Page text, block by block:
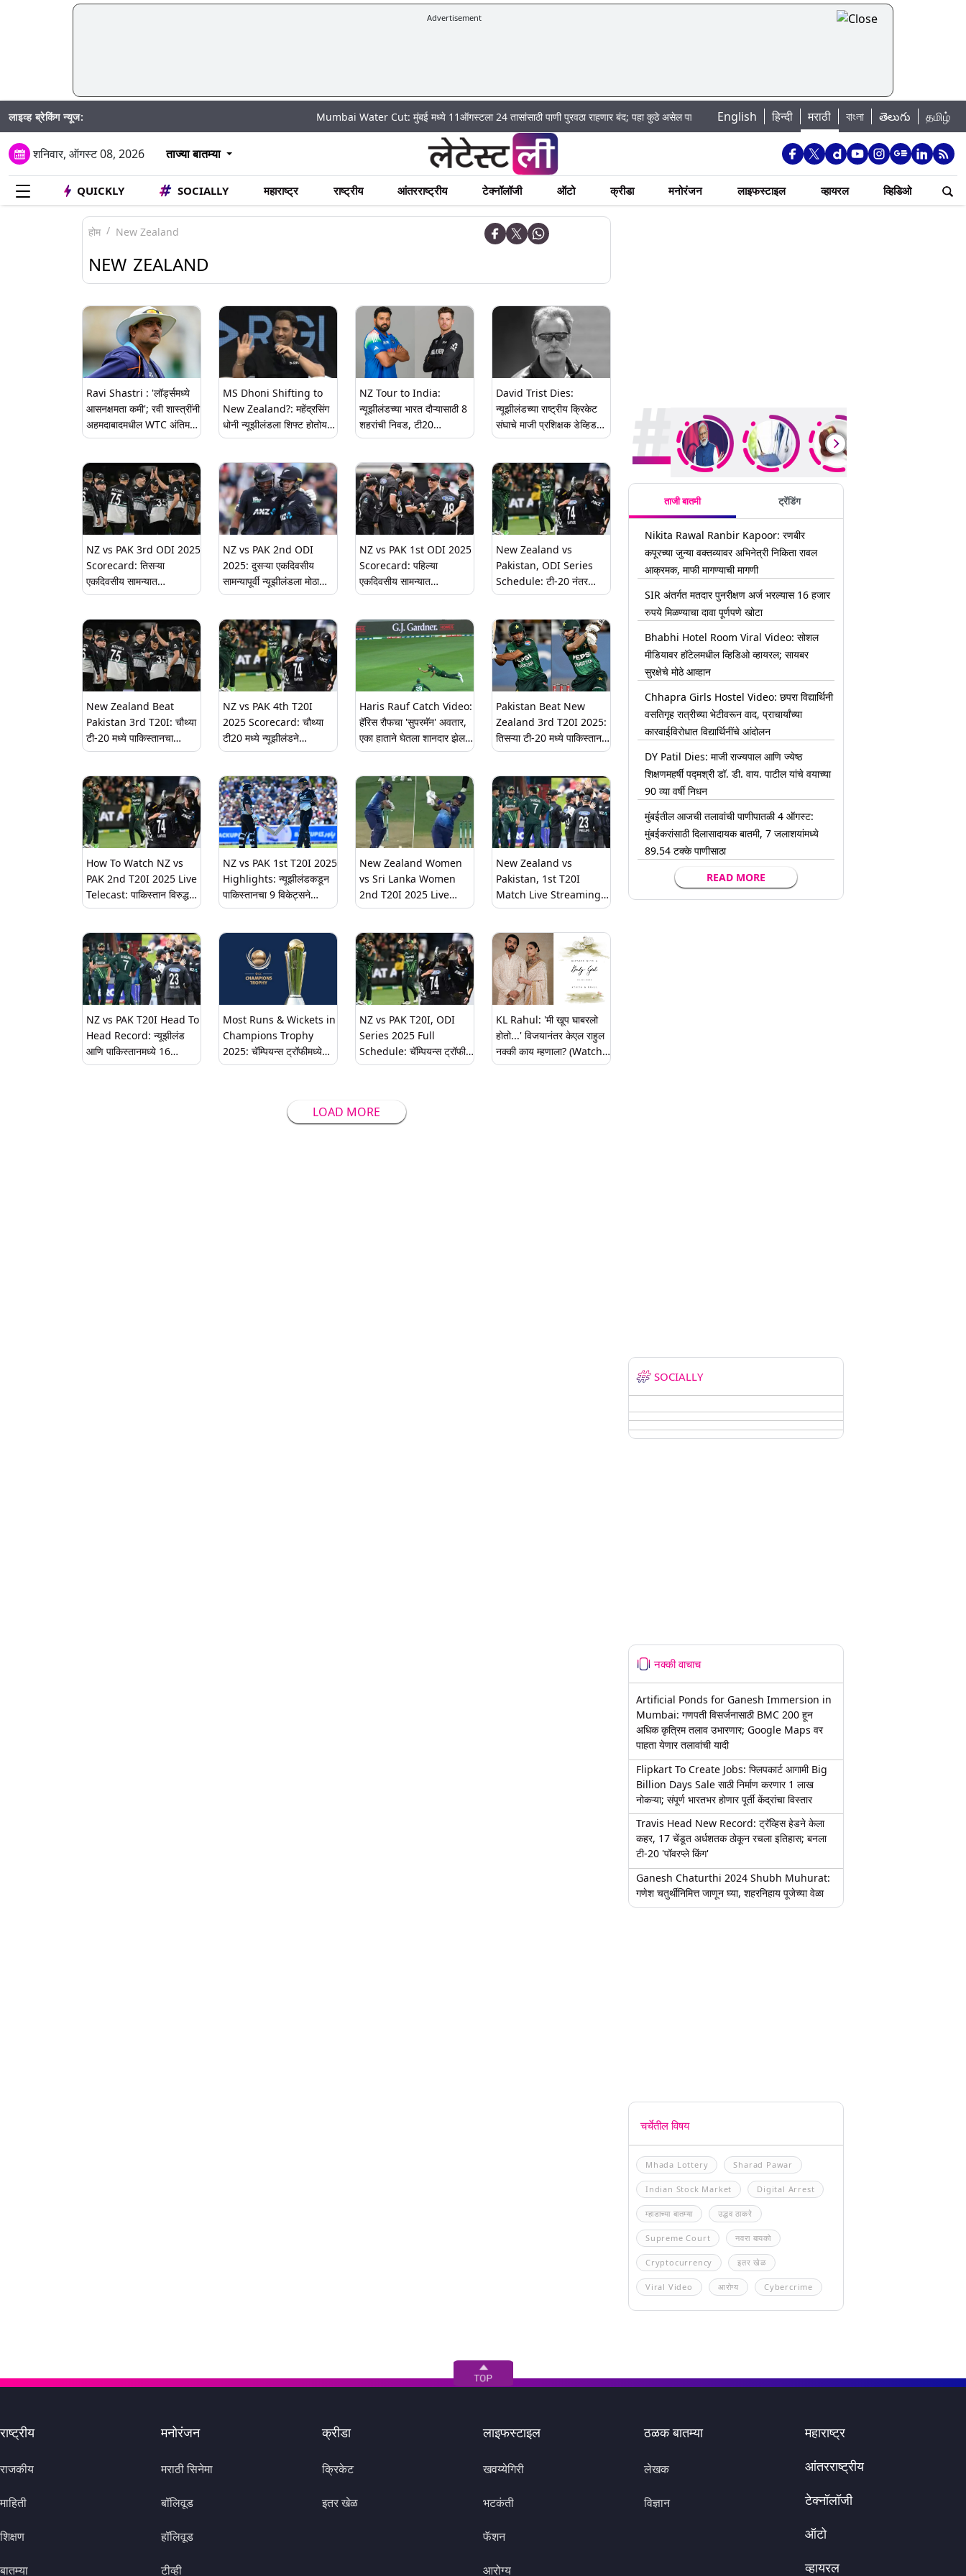
Advertisement
लाइव्ह ब्रेकिंग न्यूज: Mumbai Water Cut: मुंबई मध्ये 11ऑगस्टला 24 तासांसाठी पाणी पुरवठा राहणार बंद; पहा कुठे असेल पाणी बंद| Madhur Satta Matka: मधूर सट्टा मटका बद्दल काही गोष्टी घ्या जाणून
English हिन्दी मराठी বাংলা తెలుగు தமிழ்
शनिवार, ऑगस्ट 08, 2026 ताज्या बातम्या
QUICKLY SOCIALLY महाराष्ट्र राष्ट्रीय आंतरराष्ट्रीय टेक्नॉलॉजी ऑटो क्रीडा मनोरंजन लाइफस्टाइल व्हायरल व्हिडिओ
होम New Zealand
NEW ZEALAND
Ravi Shastri : 'लॉर्ड्समध्ये
आसनक्षमता कमी'; रवी शास्त्रींनी
अहमदाबादमधील WTC अंतिम
सामन्याच्या ठिकाणावर दिला भर
MS Dhoni Shifting to
New Zealand?: महेंद्रसिंग
धोनी न्यूझीलंडला शिफ्ट होतोय?
केआरकेचा धक्कादायक दावा;
NZ Tour to India:
न्यूझीलंडच्या भारत दौऱ्यासाठी 8
शहरांची निवड, टी20
विश्वचषकापूर्वी होणार सामना
David Trist Dies:
न्यूझीलंडच्या राष्ट्रीय क्रिकेट
संघाचे माजी प्रशिक्षक डेव्हिड
ट्रिस्ट यांचे निधन; वयाच्या 77
NZ vs PAK 3rd ODI 2025
Scorecard: तिसऱ्या
एकदिवसीय सामन्यात
पाकिस्तानचा पराभव; न्यूझीलंडने
NZ vs PAK 2nd ODI
2025: दुसऱ्या एकदिवसीय
सामन्यापूर्वी न्यूझीलंडला मोठा
धक्का; मार्क चॅपमन संघाबाहेर,
NZ vs PAK 1st ODI 2025
Scorecard: पहिल्या
एकदिवसीय सामन्यात
न्यूझीलंडकडून पाकिस्तानचा
मालिकेत 1-0 अशी आघाडी
New Zealand vs
Pakistan, ODI Series
Schedule: टी-20 नंतर
न्यूझीलंड आणि पाकिस्तान
संपूर्ण वेळापत्रक येथे पाहा
New Zealand Beat
Pakistan 3rd T20I: चौथ्या
टी-20 मध्ये पाकिस्तानचा
लाजिरवाणा पराभव, न्यूझीलंडने
केली नावावर
NZ vs PAK 4th T20I
2025 Scorecard: चौथ्या
टी20 मध्ये न्यूझीलंडने
पाकिस्तानसमोर 221 धावांचे मोठे
केला, पहिल्या डावाचे
स्कोअरकार्ड येथे पहा
Haris Rauf Catch Video:
हॅरिस रौफचा 'सुपरमॅन' अवतार,
एका हाताने घेतला शानदार झेल;
फलंदाज बघतच राहिला
Pakistan Beat New
Zealand 3rd T20I 2025:
तिसऱ्या टी-20 मध्ये पाकिस्तानने
न्यूझीलंडचा 9 विकेट्सने केला
तुफानी शतक
How To Watch NZ vs
PAK 2nd T20I 2025 Live
Telecast: पाकिस्तान विरुद्ध
न्यूझीलंड दुसरा सामना टीव्हीवर
पहाल; जाणून घ्या?
NZ vs PAK 1st T20I 2025
Highlights: न्यूझीलंडकडून
पाकिस्तानचा 9 विकेट्सने
पराभव; सामन्याचे हायलाइट्स
New Zealand Women
vs Sri Lanka Women
2nd T20I 2025 Live
Streaming Online:
संघाचा क्रिकेट सामना भारतात
लाईव्ह कसा पहाल?
New Zealand vs
Pakistan, 1st T20I
Match Live Streaming
In India: पाकिस्तान आणि
टी20 सामना; भारतात थेट
सामना कधी, कुठे आणि कसा
पहाल?
NZ vs PAK T20I Head To
Head Record: न्यूझीलंड
आणि पाकिस्तानमध्ये 16
मार्चपासून सुरु होणार टी-20
Most Runs & Wickets in
Champions Trophy
2025: चॅम्पियन्स ट्रॉफीमध्ये
सर्वोत्तम कामगिरी करणाऱ्या
सर्वाधिक विकेट्स आणि बनवल्या
NZ vs PAK T20I, ODI
Series 2025 Full
Schedule: चॅम्पियन्स ट्रॉफी
संपली आता न्यूझीलंड-पाकिस्तान
KL Rahul: 'मी खूप घाबरलो
होतो...' विजयानंतर केएल राहुल
नक्की काय म्हणाला? (Watch
Video)
LOAD MORE
ताजी बातमी ट्रेंडिंग
Nikita Rawal Ranbir Kapoor: रणबीर
कपूरच्या जुन्या वक्तव्यावर अभिनेत्री निकिता रावल
आक्रमक, माफी मागण्याची मागणी
SIR अंतर्गत मतदार पुनरीक्षण अर्ज भरल्यास 16 हजार
रुपये मिळण्याचा दावा पूर्णपणे खोटा
Bhabhi Hotel Room Viral Video: सोशल
मीडियावर हॉटेलमधील व्हिडिओ व्हायरल; सायबर
सुरक्षेचे मोठे आव्हान
Chhapra Girls Hostel Video: छपरा विद्यार्थिनी
वसतिगृह रात्रीच्या भेटीवरून वाद, प्राचार्यांच्या
कारवाईविरोधात विद्यार्थिनींचे आंदोलन
DY Patil Dies: माजी राज्यपाल आणि ज्येष्ठ
शिक्षणमहर्षी पद्मश्री डॉ. डी. वाय. पाटील यांचे वयाच्या
90 व्या वर्षी निधन
मुंबईतील आजची तलावांची पाणीपातळी 4 ऑगस्ट:
मुंबईकरांसाठी दिलासादायक बातमी, 7 जलाशयांमध्ये
89.54 टक्के पाणीसाठा
READ MORE
SOCIALLY
नक्की वाचाच
Artificial Ponds for Ganesh Immersion in
Mumbai: गणपती विसर्जनासाठी BMC 200 हून
अधिक कृत्रिम तलाव उभारणार; Google Maps वर
पाहता येणार तलावांची यादी
Flipkart To Create Jobs: फ्लिपकार्ट आगामी Big
Billion Days Sale साठी निर्माण करणार 1 लाख
नोकऱ्या; संपूर्ण भारतभर होणार पूर्ती केंद्रांचा विस्तार
Travis Head New Record: ट्रॅव्हिस हेडने केला
कहर, 17 चेंडूत अर्धशतक ठोकून रचला इतिहास; बनला
टी-20 'पॉवरप्ले किंग'
Ganesh Chaturthi 2024 Shubh Muhurat:
गणेश चतुर्थीनिमित्त जाणून घ्या, शहरनिहाय पूजेच्या वेळा
चर्चेतील विषय
Mhada Lottery Sharad Pawar
Indian Stock Market Digital Arrest
म्हाडाच्या बातम्या उद्धव ठाकरे
Supreme Court नवरा बायको
Cryptocurrency इतर खेळ
Viral Video आरोग्य Cybercrime
राष्ट्रीय
राजकीय
माहिती
शिक्षण
बातम्या
मनोरंजन
मराठी सिनेमा
बॉलिवूड
हॉलिवूड
टीव्ही
क्रीडा
क्रिकेट
इतर खेळ
लाइफस्टाइल
खवय्येगिरी
भटकंती
फॅशन
आरोग्य
ठळक बातम्या
लेखक
विज्ञान
महाराष्ट्र
आंतरराष्ट्रीय
टेक्नॉलॉजी
ऑटो
व्हायरल